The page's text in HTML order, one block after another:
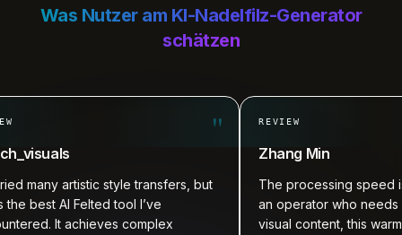
Was Nutzer am KI-Nadelfilz-Generator
schätzen
artistic style transfers, but
AI Felted tool I’ve
It achieves complex
REVIEW
Zhang Min
The processing speed is
an operator who needs a
visual content, this warm and